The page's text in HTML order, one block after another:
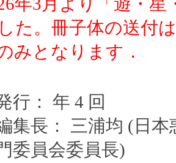
た。冊子体の送付
みとなります．
行： 年 4 回
集長： 三浦均 (日
委員会委員長)